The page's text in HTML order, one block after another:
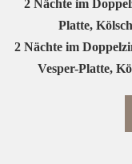
2 Nächte im
Platte,
2 Nächte im
Vesper-Platte,